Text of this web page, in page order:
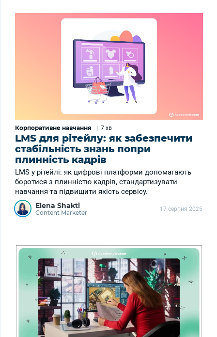
Корпоративне навчання 7 хв
LMS для рітейлу: як забезпечити
стабільність знань попри
плинність кадрів
LMS у рітейлі: як цифрові платформи допомагають
боротися з плинністю кадрів, стандартизувати
навчання та підвищити якість сервісу.
Elena Shakti
Content Marketer 17 серпня 2025